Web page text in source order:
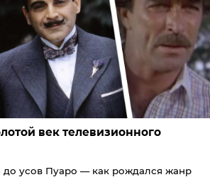
век телевизионного
усов Пуаро — как рождался жанр